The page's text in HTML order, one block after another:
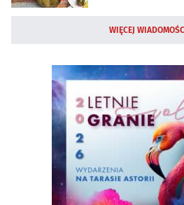
WIĘCEJ WIADOMOŚCI